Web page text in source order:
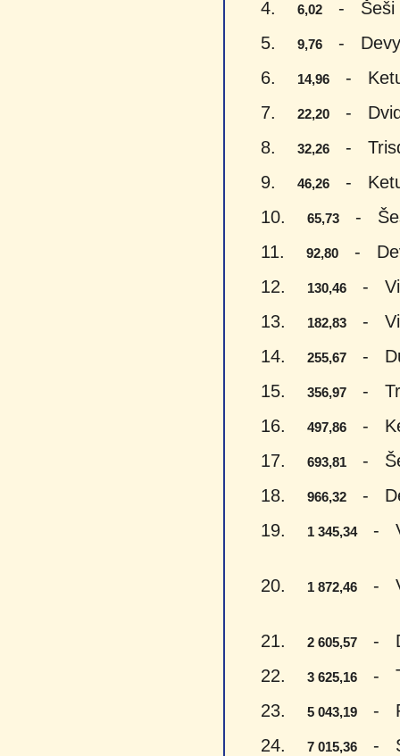
4.
6,02
- Šeši
5.
9,76
-
6.
14,96
-
7.
22,20
-
8.
32,26
-
9.
46,26
-
10.
65,73
-
11.
92,80
-
12.
130,46
-
13.
182,83
-
14.
255,67
- Du
15.
356,97
-
16.
497,86
-
17.
693,81
-
18.
966,32
-
19.
1 345,34-
20. 1 872,46 -
21. 2 605,57
-
22.
3 625,16
-
23.
5 043,19
-
24.
7 015,36
-